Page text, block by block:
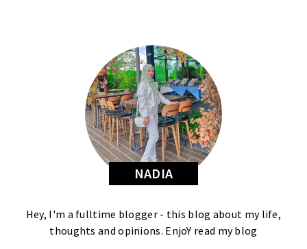
NADIA
Hey, I'm a fulltime blogger - this blog about my life,
thoughts and opinions. EnjoY read my blog